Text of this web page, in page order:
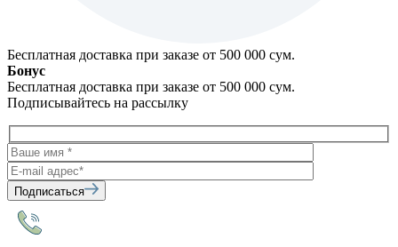
Бесплатная доставка при заказе от 500 000 cум.
Бонус
Бесплатная доставка при заказе от 500 000 cум.
Подписывайтесь на рассылку
Подписаться